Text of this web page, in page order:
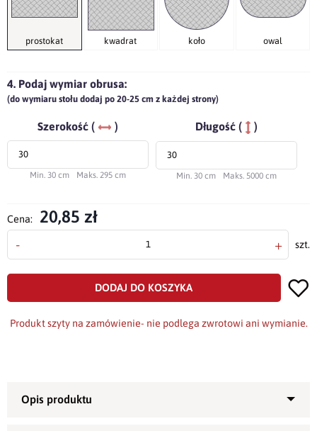
prostokat kwadrat koło owal
4. Podaj wymiar obrusa:
(do wymiaru stołu dodaj po 20-25 cm z każdej strony)
Szerokość ( )
Min. 30 cm Maks. 295 cm
Długość ( )
Min. 30 cm Maks. 5000 cm
Cena: 20,85 zł
- + szt.
DODAJ DO KOSZYKA
Produkt szyty na zamówienie- nie podlega zwrotowi ani wymianie.